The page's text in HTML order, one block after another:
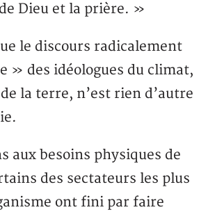
Dieu et la prière. »
le discours radicalement
» des idéologues du climat,
la terre, n’est rien d’autre
aux besoins physiques de
des sectateurs les plus
ont fini par faire